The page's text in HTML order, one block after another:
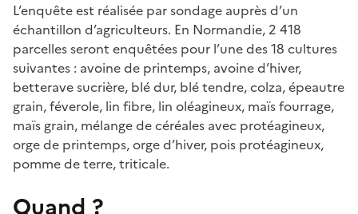
L’enquête est réalisée par sondage auprès d’un
échantillon d’agriculteurs. En Normandie, 2 418
parcelles seront enquêtées pour l’une des 18 cultures
suivantes : avoine de printemps, avoine d’hiver,
betterave sucrière, blé dur, blé tendre, colza, épeautre
grain, féverole, lin fibre, lin oléagineux, maïs fourrage,
maïs grain, mélange de céréales avec protéagineux,
orge de printemps, orge d’hiver, pois protéagineux,
pomme de terre, triticale.
Quand ?